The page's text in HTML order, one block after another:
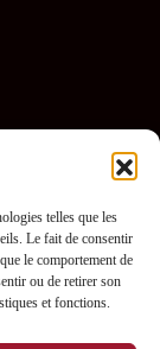
telles que les
Le fait de consentir
le comportement de
ou de retirer son
et fonctions.
pour les CHSLD
les gestionnaires ?